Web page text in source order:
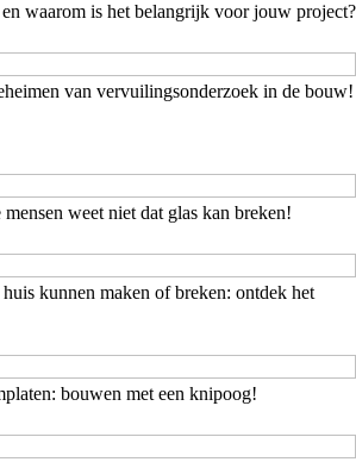
waarom is het belangrijk voor jouw project?
van vervuilingsonderzoek in de bouw!
weet niet dat glas kan breken!
kunnen maken of breken: ontdek het
bouwen met een knipoog!